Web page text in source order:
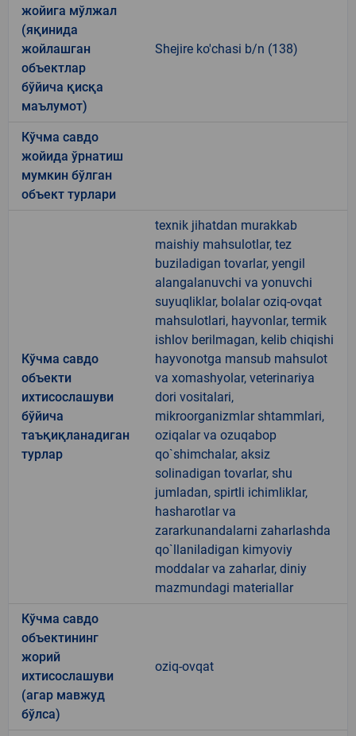
жойига мўлжал
(яқинида
жойлашган
объектлар
бўйича қисқа
маълумот)
Shejire ko'chasi b/n (138)
Кўчма савдо
жойида ўрнатиш
мумкин бўлган
объект турлари
Кўчма савдо
объекти
ихтисослашуви
бўйича
таъқиқланадиган
турлар
texnik jihatdan murakkab
maishiy mahsulotlar, tez
buziladigan tovarlar, yengil
alangalanuvchi va yonuvchi
suyuqliklar, bolalar oziq-ovqat
mahsulotlari, hayvonlar, termik
ishlov berilmagan, kelib chiqishi
hayvonotga mansub mahsulot
va xomashyolar, veterinariya
dori vositalari,
mikroorganizmlar shtammlari,
oziqalar va ozuqabop
qo`shimchalar, aksiz
solinadigan tovarlar, shu
jumladan, spirtli ichimliklar,
hasharotlar va
zararkunandalarni zaharlashda
qo`llaniladigan kimyoviy
moddalar va zaharlar, diniy
mazmundagi materiallar
Кўчма савдо
объектининг
жорий
ихтисослашуви
(агар мавжуд
бўлса)
oziq-ovqat